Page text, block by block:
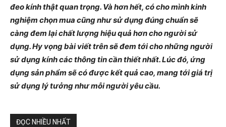
đeo kính thật quan trọng. Và hơn hết, có cho mình kinh
nghiệm chọn mua cũng như sử dụng đúng chuẩn sẽ
càng đem lại chất lượng hiệu quả hơn cho người sử
dụng. Hy vọng bài viết trên sẽ đem tới cho những người
sử dụng kính các thông tin cần thiết nhất. Lúc đó, ứng
dụng sản phẩm sẽ có được kết quả cao, mang tới giá trị
sử dụng lý tưởng như mỗi người yêu cầu.
ĐỌC NHIỀU NHẤT